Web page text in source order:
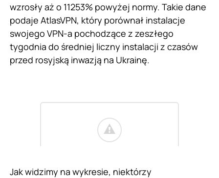
wzrosły aż o 11253% powyżej normy. Takie dane
podaje AtlasVPN, który porównał instalacje
swojego VPN-a pochodzące z zeszłego
tygodnia do średniej liczny instalacji z czasów
przed rosyjską inwazją na Ukrainę.
Jak widzimy na wykresie, niektórzy